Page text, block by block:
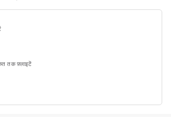
तक फ़्लाइटें